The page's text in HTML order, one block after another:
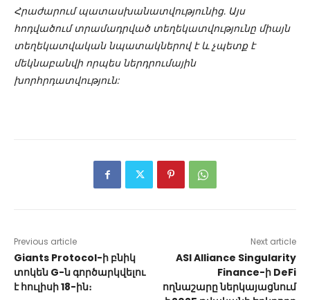
Հրաժարում պատասխանատվությունից. Այս
հոդվածում տրամադրված տեղեկատվությունը միայն
տեղեկատվական նպատակներով է և չպետք է
մեկնաբանվի որպես ներդրումային
խորհրդատվություն:
Previous article
Giants Protocol-ի բնիկ
տոկեն G-ն գործարկվելու
է հուլիսի 18-ին։
Next article
ASI Alliance Singularity
Finance-ի DeFi
ողնաշարը ներկայացնում